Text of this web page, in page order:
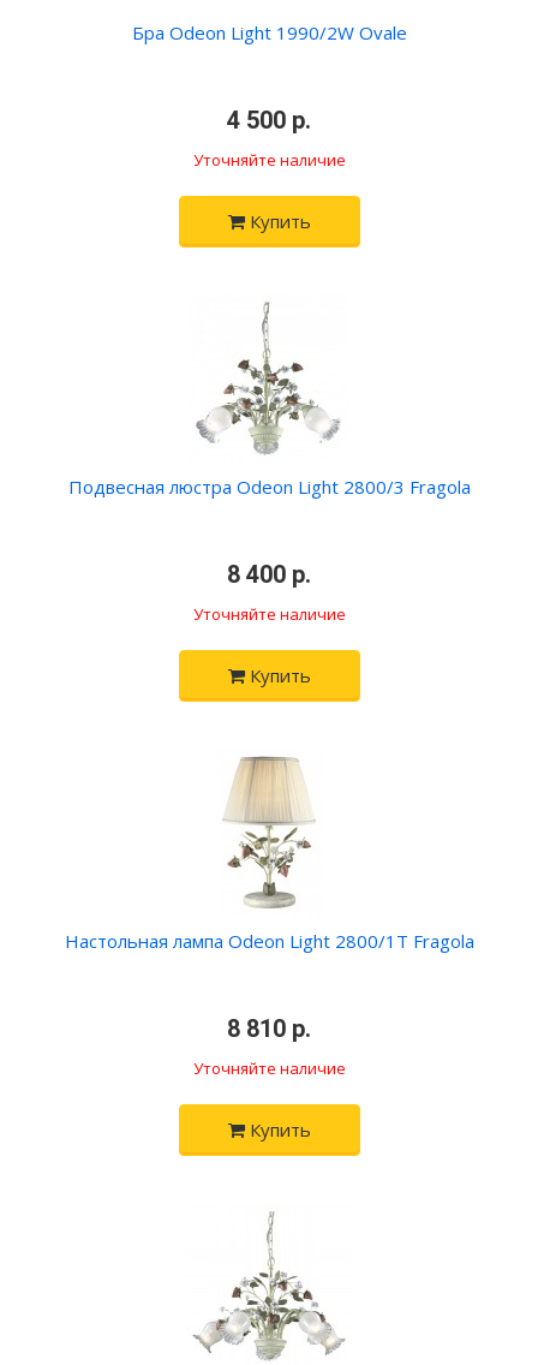
Бра Odeon Light 1990/2W Ovale
4 500 р.
Уточняйте наличие
Купить
Подвесная люстра Odeon Light 2800/3 Fragola
8 400 р.
Уточняйте наличие
Купить
Настольная лампа Odeon Light 2800/1T Fragola
8 810 р.
Уточняйте наличие
Купить